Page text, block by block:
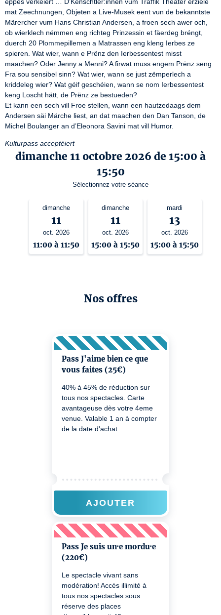
mat Zeechnungen, Objeten a Live-Musek eent vun de bekanntste
Märercher vum Hans Christian Andersen, a froen sech awer och,
ob wierklech nëmmen eng richteg Prinzessin et fäerdeg bréngt,
duerch 20 Plommepillemen a Matrassen eng kleng Ierbes ze
spieren. Wat wier, wann e Prënz den Ierbessentest misst
maachen? Oder Jenny a Menni? A firwat muss engem Prënz seng
Fra sou sensibel sinn? Wat wier, wann se just zëmperlech a
kriddeleg wier? Wat géif geschéien, wann se nom Ierbessentest
keng Loscht hätt, de Prënz ze bestueden?
Et kann een sech vill Froe stellen, wann een hautzedaags dem
Andersen säi Märche liest, an dat maachen den Dan Tanson, de
Michel Boulanger an d’Eleonora Savini mat vill Humor.
Kulturpass acceptéiert
dimanche 11 octobre 2026 de 15:00 à
15:50
Sélectionnez votre séance
dimanche
11
oct. 2026
11:00 à 11:50
dimanche
11
oct. 2026
15:00 à 15:50
mardi
13
oct. 2026
15:00 à 15:50
Nos offres
Pass J'aime bien ce que
vous faites (25€)
40% à 45% de réduction sur
tous nos spectacles. Carte
avantageuse dès votre 4eme
venue. Valable 1 an à compter
de la date d'achat.
AJOUTER
Pass Je suis un·e mordu·e
(220€)
Le spectacle vivant sans
modération! Accès illimité à
tous nos spectacles sous
réserve des places